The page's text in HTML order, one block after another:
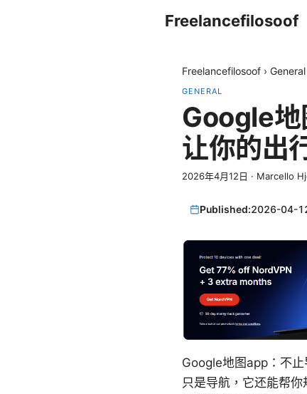
Freelancefilosoof
Freelancefilosoof › General
GENERAL
Google地
让你的出
2026年4月12日 · Marcello
Published:2026-04-
Google地图app：不
只是导航，它还能帮